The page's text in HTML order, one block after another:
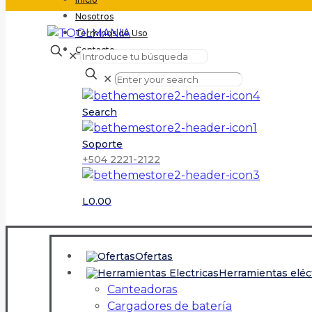
Nosotros
Terminos de Uso
Contacto
✕
✕
Search
Soporte
+504 2221-2122
L0.00
Ofertas
Herramientas
Canteadoras
Cargadores de batería